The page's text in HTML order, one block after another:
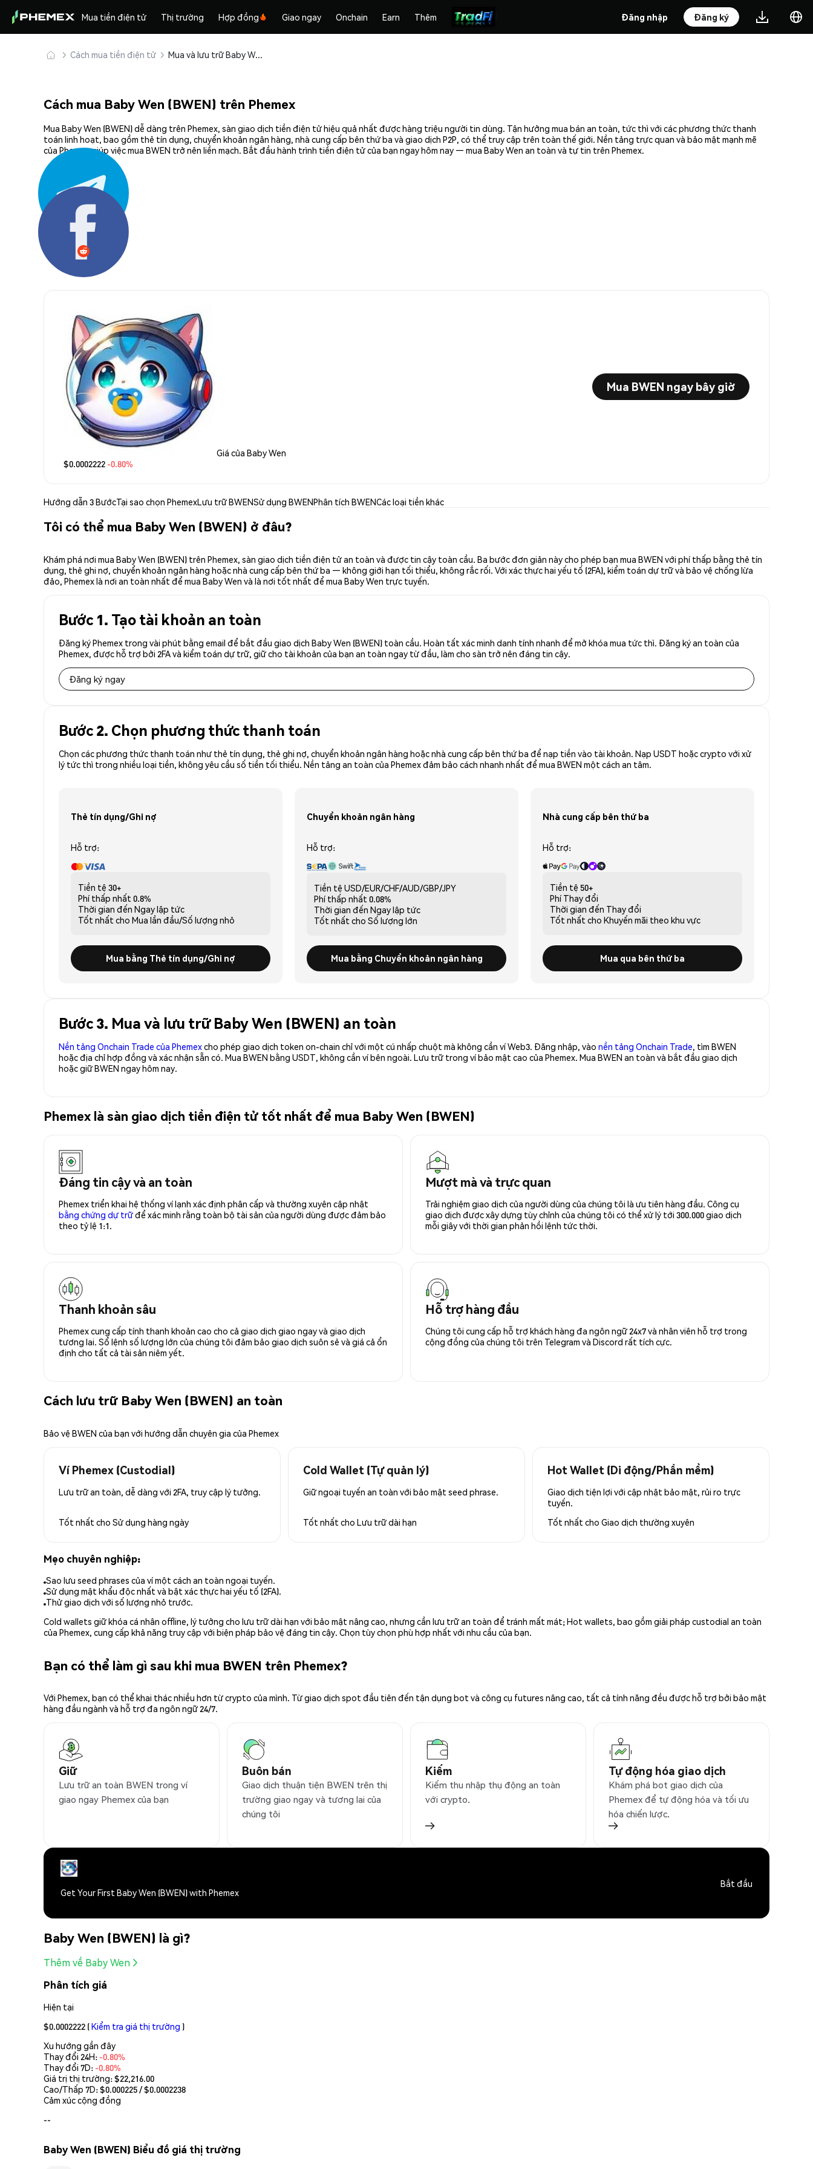
Mua tiền điện tử Thị trường Hợp đồng Giao ngay Onchain Earn Thêm Đăng nhập Đăng ký
Cách mua tiền điện tử Mua và lưu trữ Baby Wen (BWEN) an toàn
Cách mua Baby Wen (BWEN) trên Phemex
Mua Baby Wen (BWEN) dễ dàng trên Phemex, sàn giao dịch tiền điện tử hiệu quả nhất được hàng triệu người tin dùng. Tận hưởng mua bán an toàn, tức thì với các phương thức thanh
toán linh hoạt, bao gồm thẻ tín dụng, chuyển khoản ngân hàng, nhà cung cấp bên thứ ba và giao dịch P2P, có thể truy cập trên toàn thế giới. Nền tảng trực quan và bảo mật mạnh mẽ
của Phemex giúp việc mua BWEN trở nên liền mạch. Bắt đầu hành trình tiền điện tử của bạn ngay hôm nay — mua Baby Wen an toàn và tự tin trên Phemex.
Chia sẻ:
Giá của Baby Wen
$0.0002222 -0.80%
Mua BWEN ngay bây giờ
Hướng dẫn 3 BướcTại sao chọn PhemexLưu trữ BWENSử dụng BWENPhân tích BWENCác loại tiền khác
Tôi có thể mua Baby Wen (BWEN) ở đâu?
Khám phá nơi mua Baby Wen (BWEN) trên Phemex, sàn giao dịch tiền điện tử an toàn và được tin cậy toàn cầu. Ba bước đơn giản này cho phép bạn mua BWEN với phí thấp bằng thẻ tín
dụng, thẻ ghi nợ, chuyển khoản ngân hàng hoặc nhà cung cấp bên thứ ba — không giới hạn tối thiểu, không rắc rối. Với xác thực hai yếu tố (2FA), kiểm toán dự trữ và bảo vệ chống lừa
đảo, Phemex là nơi an toàn nhất để mua Baby Wen và là nơi tốt nhất để mua Baby Wen trực tuyến.
Bước 1. Tạo tài khoản an toàn
Đăng ký Phemex trong vài phút bằng email để bắt đầu giao dịch Baby Wen (BWEN) toàn cầu. Hoàn tất xác minh danh tính nhanh để mở khóa mua tức thì. Đăng ký an toàn của
Phemex, được hỗ trợ bởi 2FA và kiểm toán dự trữ, giữ cho tài khoản của bạn an toàn ngay từ đầu, làm cho sàn trở nên đáng tin cậy.
Đăng ký ngay
Bước 2. Chọn phương thức thanh toán
Chọn các phương thức thanh toán như thẻ tín dụng, thẻ ghi nợ, chuyển khoản ngân hàng hoặc nhà cung cấp bên thứ ba để nạp tiền vào tài khoản. Nạp USDT hoặc crypto với xử
lý tức thì trong nhiều loại tiền, không yêu cầu số tiền tối thiểu. Nền tảng an toàn của Phemex đảm bảo cách nhanh nhất để mua BWEN một cách an tâm.
Thẻ tín dụng/Ghi nợ
Hỗ trợ:
Tiền tệ 30+
Phí thấp nhất 0.8%
Thời gian đến Ngay lập tức
Tốt nhất cho Mua lần đầu/Số lượng nhỏ
Mua bằng Thẻ tín dụng/Ghi nợ
Chuyển khoản ngân hàng
Hỗ trợ:
Tiền tệ USD/EUR/CHF/AUD/GBP/JPY
Phí thấp nhất 0.08%
Thời gian đến Ngay lập tức
Tốt nhất cho Số lượng lớn
Mua bằng Chuyển khoản ngân hàng
Nhà cung cấp bên thứ ba
Hỗ trợ:
Tiền tệ 50+
Phí Thay đổi
Thời gian đến Thay đổi
Tốt nhất cho Khuyến mãi theo khu vực
Mua qua bên thứ ba
Bước 3. Mua và lưu trữ Baby Wen (BWEN) an toàn
Nền tảng Onchain Trade của Phemexcho phép giao dịch token on-chain chỉ với một cú nhấp chuột mà không cần ví Web3. Đăng nhập, vào nền tảng Onchain Trade, tìm BWEN
hoặc địa chỉ hợp đồng và xác nhận sẵn có. Mua BWEN bằng USDT, không cần ví bên ngoài. Lưu trữ trong ví bảo mật cao của Phemex. Mua BWEN an toàn và bắt đầu giao dịch
hoặc giữ BWEN ngay hôm nay.
Phemex là sàn giao dịch tiền điện tử tốt nhất để mua Baby Wen (BWEN)
Đáng tin cậy và an toàn
Phemex triển khai hệ thống ví lạnh xác định phân cấp và thường xuyên cập nhật
bằng chứng dự trữđể xác minh rằng toàn bộ tài sản của người dùng được đảm bảo
theo tỷ lệ 1:1.
Mượt mà và trực quan
Trải nghiệm giao dịch của người dùng của chúng tôi là ưu tiên hàng đầu. Công cụ
giao dịch được xây dựng tùy chỉnh của chúng tôi có thể xử lý tới 300.000 giao dịch
mỗi giây với thời gian phản hồi lệnh tức thời.
Thanh khoản sâu
Phemex cung cấp tính thanh khoản cao cho cả giao dịch giao ngay và giao dịch
tương lai. Sổ lệnh số lượng lớn của chúng tôi đảm bảo giao dịch suôn sẻ và giá cả ổn
định cho tất cả tài sản niêm yết.
Hỗ trợ hàng đầu
Chúng tôi cung cấp hỗ trợ khách hàng đa ngôn ngữ 24x7 và nhân viên hỗ trợ trong
cộng đồng của chúng tôi trên Telegram và Discord rất tích cực.
Cách lưu trữ Baby Wen (BWEN) an toàn
Bảo vệ BWEN của bạn với hướng dẫn chuyên gia của Phemex
Ví Phemex (Custodial)
Lưu trữ an toàn, dễ dàng với 2FA, truy cập lý tưởng.
Tốt nhất cho Sử dụng hàng ngày
Cold Wallet (Tự quản lý)
Giữ ngoại tuyến an toàn với bảo mật seed phrase.
Tốt nhất cho Lưu trữ dài hạn
Hot Wallet (Di động/Phần mềm)
Giao dịch tiện lợi với cập nhật bảo mật, rủi ro trực
tuyến.
Tốt nhất cho Giao dịch thường xuyên
Mẹo chuyên nghiệp:
Sao lưu seed phrases của ví một cách an toàn ngoại tuyến.
Sử dụng mật khẩu độc nhất và bật xác thực hai yếu tố (2FA).
Thử giao dịch với số lượng nhỏ trước.
Cold wallets giữ khóa cá nhân offline, lý tưởng cho lưu trữ dài hạn với bảo mật nâng cao, nhưng cần lưu trữ an toàn để tránh mất mát; Hot wallets, bao gồm giải pháp custodial an toàn
của Phemex, cung cấp khả năng truy cập với biện pháp bảo vệ đáng tin cậy. Chọn tùy chọn phù hợp nhất với nhu cầu của bạn.
Bạn có thể làm gì sau khi mua BWEN trên Phemex?
Với Phemex, bạn có thể khai thác nhiều hơn từ crypto của mình. Từ giao dịch spot đầu tiên đến tận dụng bot và công cụ futures nâng cao, tất cả tính năng đều được hỗ trợ bởi bảo mật
hàng đầu ngành và hỗ trợ đa ngôn ngữ 24/7.
Giữ
Lưu trữ an toàn BWEN trong ví
giao ngay Phemex của bạn
Buôn bán
Giao dịch thuận tiện BWEN trên thị
trường giao ngay và tương lai của
chúng tôi
Kiếm
Kiếm thu nhập thụ động an toàn
với crypto.
Tự động hóa giao dịch
Khám phá bot giao dịch của
Phemex để tự động hóa và tối ưu
hóa chiến lược.
Get Your First Baby Wen (BWEN) with Phemex
Bắt đầu
Baby Wen (BWEN) là gì?
Thêm về Baby Wen
Phân tích giá
Hiện tại
$0.0002222 (Kiểm tra giá thị trường )
Xu hướng gần đây
Thay đổi 24H: -0.80%
Thay đổi 7D: -0.80%
Giá trị thị trường:$22,216.00
Cao/Thấp 7D: $0.000225/ $0.0002238
Cảm xúc cộng đồng
--
Baby Wen (BWEN) Biểu đồ giá thị trường